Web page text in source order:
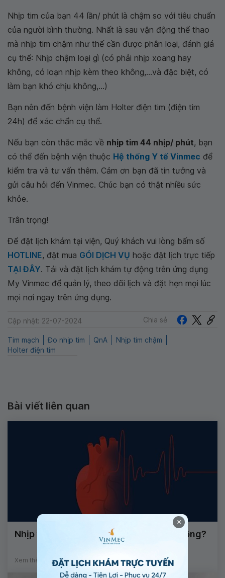
Nhịp tim của bạn 44 lần/ phút là chậm so với tiêu chuẩn
của người bình thường. Nhất là sau vận động thể thao
mà nhịp tim chậm như thế cần được phân loại, đánh giá
cụ thể: Nhịp chậm loại gì (có phải nhịp xoang hay
không, có loạn nhịp kèm theo không,...và đặc biệt, có
làm bạn khó chịu không,...)
Bạn nên đến bệnh viện làm Holter điện tim (điện tim
24h) để xác chẩn cụ thể.
Nếu bạn còn thắc mắc về nhịp tim 44 nhịp/ phút, bạn
có thể đến bệnh viện thuộc Hệ thống Y tế Vinmec để
kiểm tra và tư vấn thêm. Cảm ơn bạn đã tin tưởng và
gửi câu hỏi đến Vinmec. Chúc bạn có thật nhiều sức
khỏe.
Trân trọng!
Để đặt lịch khám tại viện, Quý khách vui lòng bấm số
HOTLINE, đặt mua GÓI DỊCH VỤ hoặc đặt lịch trực tiếp
TẠI ĐÂY. Tải và đặt lịch khám tự động trên ứng dụng
My Vinmec để quản lý, theo dõi lịch và đặt hẹn mọi lúc
mọi nơi ngay trên ứng dụng.
Cập nhật: 22-07-2024 Chia sẻ
Tim mạch Đo nhịp tim QnA
Nhịp tim chậm
Holter điện tim
Bài viết liên quan
Nhịp tim nhanh khi hoạt động có sao không?
Xem thêm
×